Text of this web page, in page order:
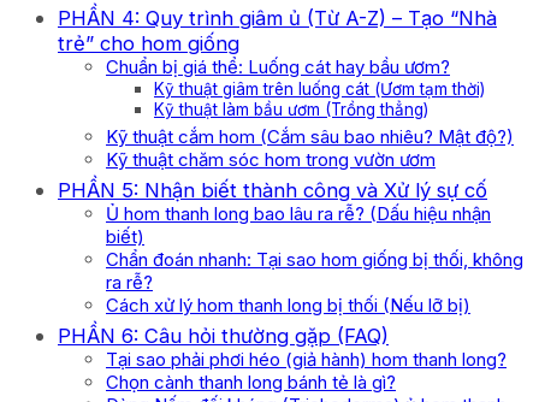
PHẦN 4: Quy trình giâm ủ (Từ A-Z) – Tạo “Nhà
trẻ” cho hom giống
Chuẩn bị giá thể: Luống cát hay bầu ươm?
Kỹ thuật giâm trên luống cát (Ươm tạm thời)
Kỹ thuật làm bầu ươm (Trồng thẳng)
Kỹ thuật cắm hom (Cắm sâu bao nhiêu? Mật độ?)
Kỹ thuật chăm sóc hom trong vườn ươm
PHẦN 5: Nhận biết thành công và Xử lý sự cố
Ủ hom thanh long bao lâu ra rễ? (Dấu hiệu nhận
biết)
Chẩn đoán nhanh: Tại sao hom giống bị thối, không
ra rễ?
Cách xử lý hom thanh long bị thối (Nếu lỡ bị)
PHẦN 6: Câu hỏi thường gặp (FAQ)
Tại sao phải phơi héo (giả hành) hom thanh long?
Chọn cành thanh long bánh tẻ là gì?